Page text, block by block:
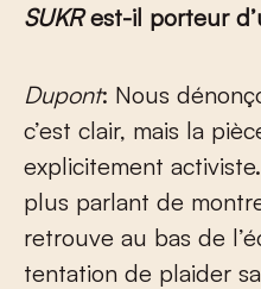
SUKRest-il porteur
Dupont: Nous
c’est clair, mais la
explicitement
plus parlant de
retrouve au bas de
tentation de plaider